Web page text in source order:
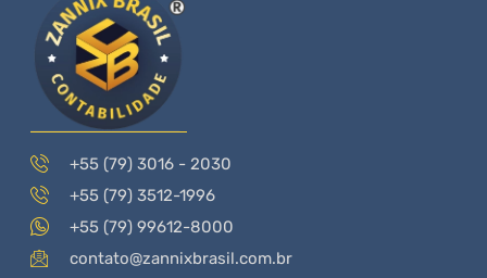
+55 (79) 3016 - 2030
+55 (79) 3512-1996
+55 (79) 99612-8000
contato@zannixbrasil.com.br